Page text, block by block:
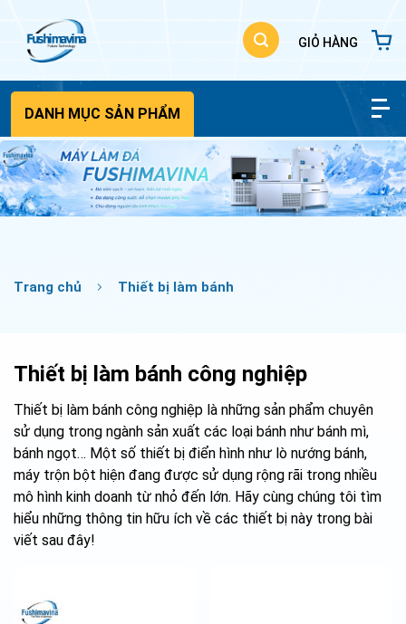
DANH MỤC SẢN PHẨM
Trang chủ Thiết bị làm bánh
Thiết bị làm bánh công nghiệp
Thiết bị làm bánh công nghiệp là những sản phẩm chuyên
sử dụng trong ngành sản xuất các loại bánh như bánh mì,
bánh ngọt… Một số thiết bị điển hình như lò nướng bánh,
máy trộn bột hiện đang được sử dụng rộng rãi trong nhiều
mô hình kinh doanh từ nhỏ đến lớn. Hãy cùng chúng tôi tìm
hiểu những thông tin hữu ích về các thiết bị này trong bài
viết sau đây!